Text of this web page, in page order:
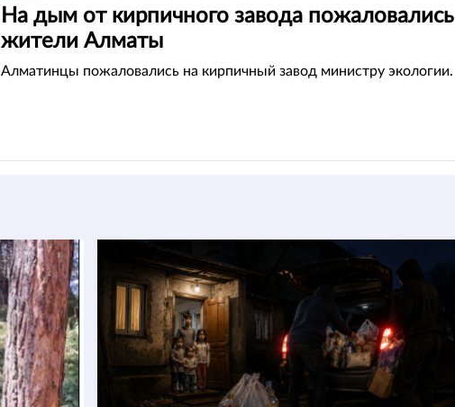
На дым от кирпичного завода пожаловались
жители Алматы
Алматинцы пожаловались на кирпичный завод министру экологии.